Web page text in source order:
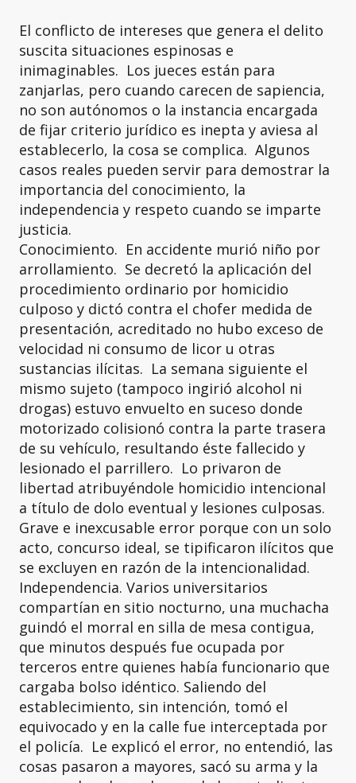
El conflicto de intereses que genera el delito
suscita situaciones espinosas e
inimaginables. Los jueces están para
zanjarlas, pero cuando carecen de sapiencia,
no son autónomos o la instancia encargada
de fijar criterio jurídico es inepta y aviesa al
establecerlo, la cosa se complica. Algunos
casos reales pueden servir para demostrar la
importancia del conocimiento, la
independencia y respeto cuando se imparte
justicia.
Conocimiento. En accidente murió niño por
arrollamiento. Se decretó la aplicación del
procedimiento ordinario por homicidio
culposo y dictó contra el chofer medida de
presentación, acreditado no hubo exceso de
velocidad ni consumo de licor u otras
sustancias ilícitas. La semana siguiente el
mismo sujeto (tampoco ingirió alcohol ni
drogas) estuvo envuelto en suceso donde
motorizado colisionó contra la parte trasera
de su vehículo, resultando éste fallecido y
lesionado el parrillero. Lo privaron de
libertad atribuyéndole homicidio intencional
a título de dolo eventual y lesiones culposas.
Grave e inexcusable error porque con un solo
acto, concurso ideal, se tipificaron ilícitos que
se excluyen en razón de la intencionalidad.
Independencia. Varios universitarios
compartían en sitio nocturno, una muchacha
guindó el morral en silla de mesa contigua,
que minutos después fue ocupada por
terceros entre quienes había funcionario que
cargaba bolso idéntico. Saliendo del
establecimiento, sin intención, tomó el
equivocado y en la calle fue interceptada por
el policía. Le explicó el error, no entendió, las
cosas pasaron a mayores, sacó su arma y la